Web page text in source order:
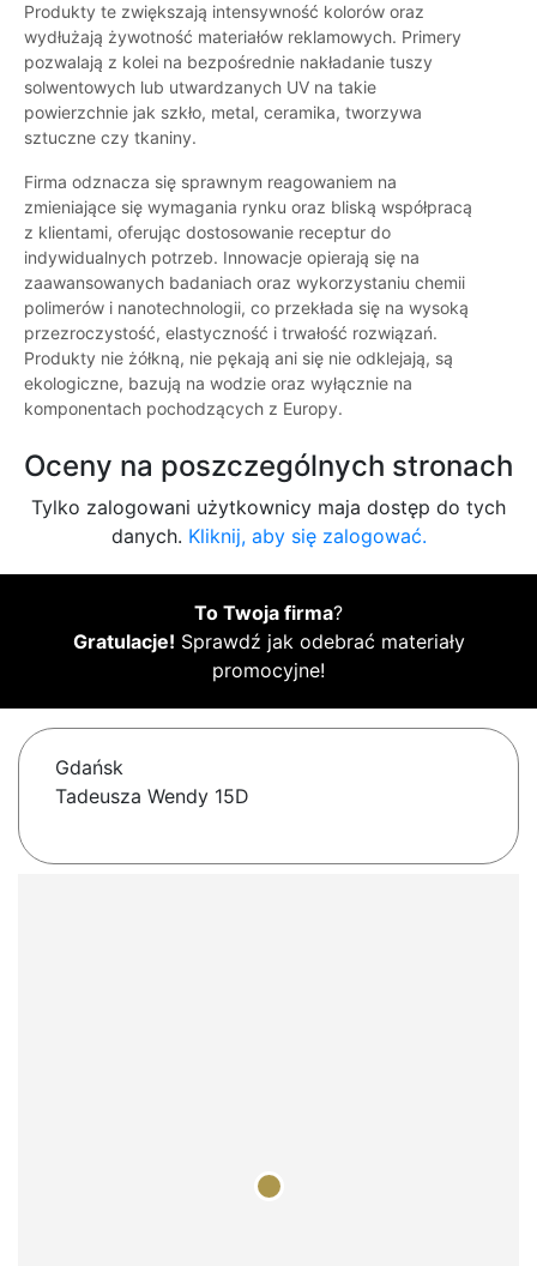
Produkty te zwiększają intensywność kolorów oraz
wydłużają żywotność materiałów reklamowych. Primery
pozwalają z kolei na bezpośrednie nakładanie tuszy
solwentowych lub utwardzanych UV na takie
powierzchnie jak szkło, metal, ceramika, tworzywa
sztuczne czy tkaniny.
Firma odznacza się sprawnym reagowaniem na
zmieniające się wymagania rynku oraz bliską współpracą
z klientami, oferując dostosowanie receptur do
indywidualnych potrzeb. Innowacje opierają się na
zaawansowanych badaniach oraz wykorzystaniu chemii
polimerów i nanotechnologii, co przekłada się na wysoką
przezroczystość, elastyczność i trwałość rozwiązań.
Produkty nie żółkną, nie pękają ani się nie odklejają, są
ekologiczne, bazują na wodzie oraz wyłącznie na
komponentach pochodzących z Europy.
Oceny na poszczególnych stronach
Tylko zalogowani użytkownicy maja dostęp do tych
danych. Kliknij, aby się zalogować.
To Twoja firma?
Gratulacje! Sprawdź jak odebrać materiały
promocyjne!
Gdańsk
Tadeusza Wendy 15D